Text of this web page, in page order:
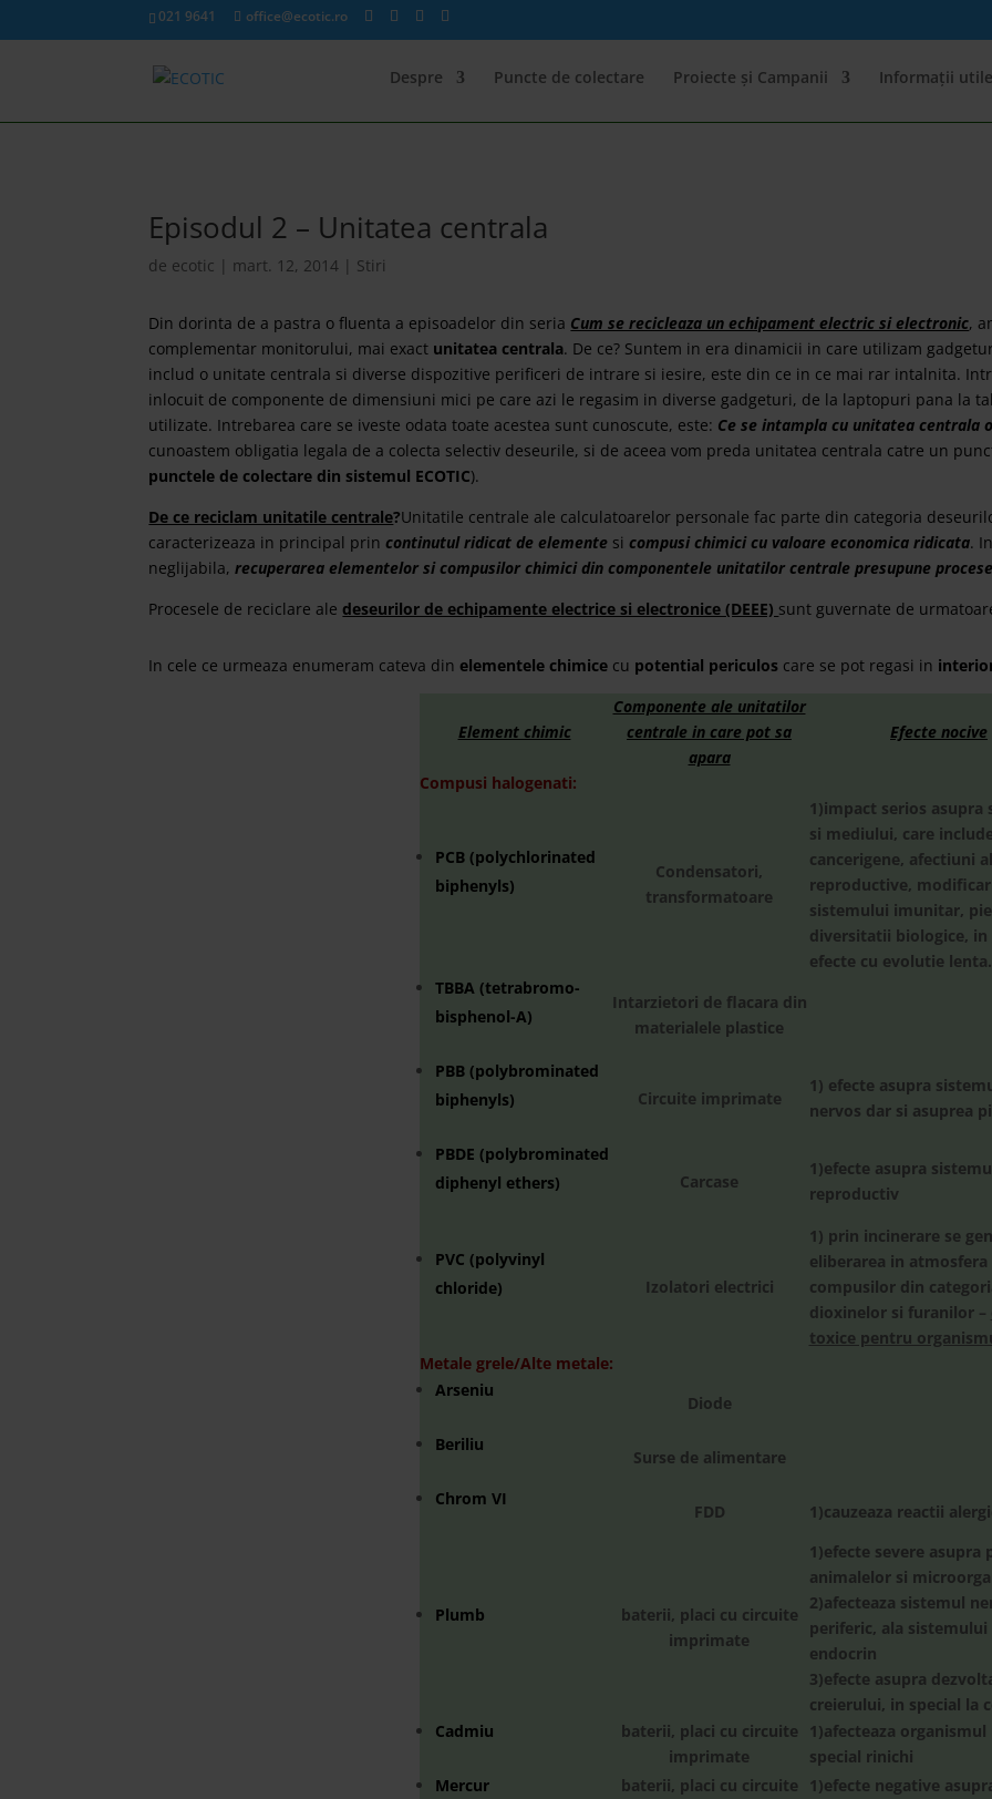
021 9641 office@ecotic.ro
Despre Puncte de colectare Proiecte și Campanii Informații utile
Episodul 2 – Unitatea centrala
de ecotic | mart. 12, 2014 | Stiri
Din dorinta de a pastra o fluenta a episoadelor din seria Cum se recicleaza un echipament electric si electronic,
complementar monitorului, mai exact unitatea centrala. De ce? Suntem in era dinamicii in care utilizam
includ o unitate centrala si diverse dispozitive perificeri de intrare si iesire, este din ce in ce mai rar intalnita.
inlocuit de componente de dimensiuni mici pe care azi le regasim in diverse gadgeturi, de la laptopuri pana la
utilizate. Intrebarea care se iveste odata toate acestea sunt cunoscute, este: Ce se intampla cu unitatea centrala
cunoastem obligatia legala de a colecta selectiv deseurile, si de aceea vom preda unitatea centrala catre un
punctele de colectare din sistemul ECOTIC).
De ce reciclam unitatile centrale?Unitatile centrale ale calculatoarelor personale fac parte din categoria
caracterizeaza in principal prin continutul ridicat de elemente si compusi chimici cu valoare economica ridicata.
neglijabila,recuperarea elementelor si compusilor chimici din componentele unitatilor centrale presupune
Procesele de reciclare ale deseurilor de echipamente electrice si electronice (DEEE) sunt guvernate de
In cele ce urmeaza enumeram cateva din elementele chimice cu potential periculos care se pot regasi in
Element chimic
Componente ale unitatilor
centrale in care pot sa
apara
Efecte nocive
Compusi halogenati:
PCB (polychlorinated
biphenyls)
Condensatori,
transformatoare
1)impact serios asupra
si mediului, care
cancerigene, afectiuni
reproductive,
sistemului imunitar,
diversitatii biologice, in
efecte cu evolutie lenta.
TBBA (tetrabromo-
bisphenol-A)
Intarzietori de flacara din
materialele plastice
PBB (polybrominated
biphenyls)
Circuite imprimate
1) efecte asupra
nervos dar si asuprea
PBDE (polybrominated
diphenyl ethers)
Carcase
1)efecte asupra
reproductiv
PVC (polyvinyl
chloride)
Izolatori electrici
1) prin incinerare se
eliberarea in atmosfera
compusilor din
dioxinelor si furanilor –
toxice pentru
Metale grele/Alte metale:
Arseniu
Diode
Beriliu
Surse de alimentare
Chrom VI
FDD 1)cauzeaza reactii
Plumb
baterii, placi cu circuite
imprimate
1)efecte severe asupra
animalelor si
2)afecteaza sistemul
periferic, ala sistemului
endocrin
3)efecte asupra
creierului, in special la
Cadmiu
baterii, placi cu circuite
imprimate
1)afecteaza
special rinichi
Mercur
baterii, placi cu circuite
1)efecte negative